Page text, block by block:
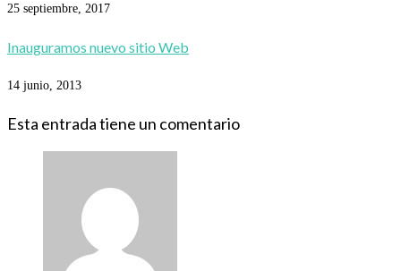
25 septiembre, 2017
Inauguramos nuevo sitio Web
14 junio, 2013
Esta entrada tiene un comentario